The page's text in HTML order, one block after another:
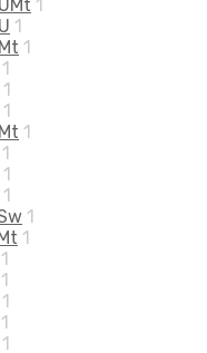
1
1
1
1
1
1
1
1
1
1
1
1
1
1
1
1
1